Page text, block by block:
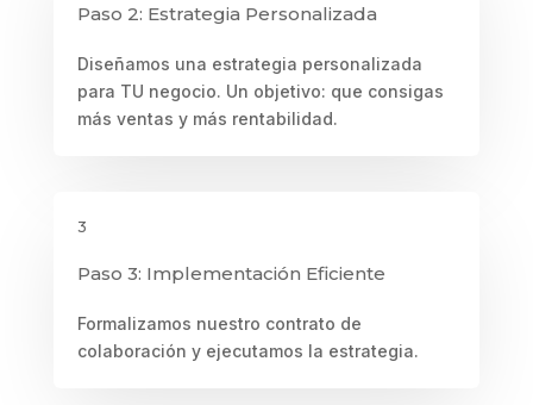
Paso 2: Estrategia Personalizada
Diseñamos una estrategia personalizada
para TU negocio. Un objetivo: que consigas
más ventas y más rentabilidad.
3
Paso 3: Implementación Eficiente
Formalizamos nuestro contrato de
colaboración y ejecutamos la estrategia.